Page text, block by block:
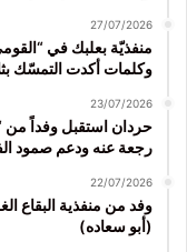
27/07/2026
منفذيّة بعلبك في
وكلمات أكدت التمسّك
23/07/2026
حردان استقبل وفداً من
رجعة عنه ودعم صمود
22/07/2026
وفد من منفذية البقاع
(أبو سعاده)